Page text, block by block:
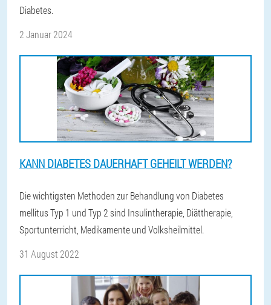
Diabetes.
2 Januar 2024
KANN DIABETES DAUERHAFT GEHEILT WERDEN?
Die wichtigsten Methoden zur Behandlung von Diabetes
mellitus Typ 1 und Typ 2 sind Insulintherapie, Diättherapie,
Sportunterricht, Medikamente und Volksheilmittel.
31 August 2022